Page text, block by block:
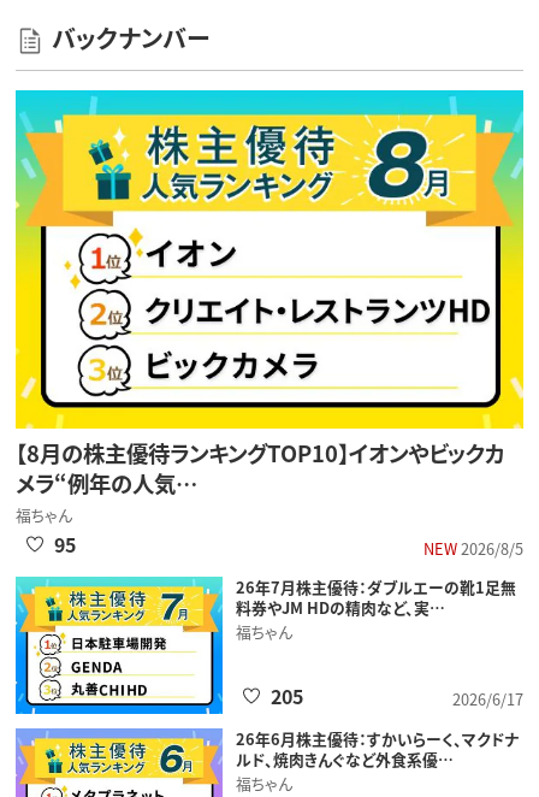
バックナンバー
【8月の株主優待ランキングTOP10】イオンやビックカ
メラ“例年の人気…
福ちゃん
NEW2026/8/5
95
26年7月株主優待：ダブルエーの靴1足無
料券やJM HDの精肉など、実…
福ちゃん
2026/6/17
205
26年6月株主優待：すかいらーく、マクドナ
ルド、焼肉きんぐなど外食系優…
福ちゃん